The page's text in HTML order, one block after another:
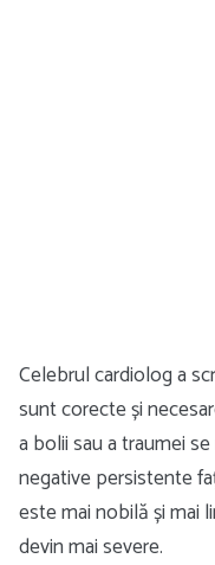
Celebrul cardiolog a
sunt corecte și
a bolii sau a traumei
negative persistente
este mai nobilă și mai
devin mai severe.